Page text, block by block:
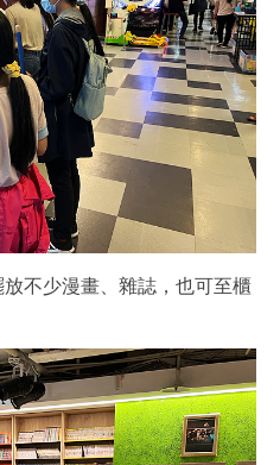
不少漫畫、雜誌，也可至櫃